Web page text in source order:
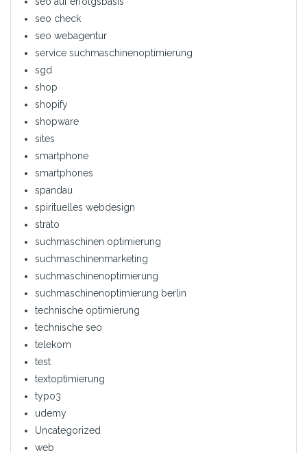
seo check
seo webagentur
service suchmaschinenoptimierung
sgd
shop
shopify
shopware
sites
smartphone
smartphones
spandau
spirituelles webdesign
strato
suchmaschinen optimierung
suchmaschinenmarketing
suchmaschinenoptimierung
suchmaschinenoptimierung berlin
technische optimierung
technische seo
telekom
test
textoptimierung
typo3
udemy
Uncategorized
web